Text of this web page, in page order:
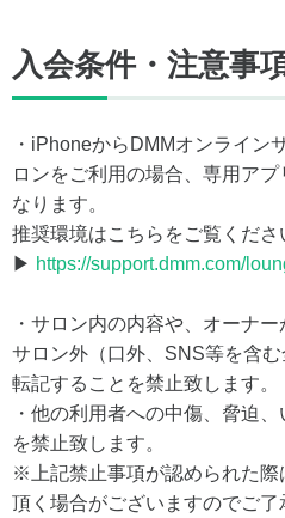
入会条件・注意事
・iPhoneからDMMオンライン
ロンをご利用の場合、専用ア
なります。
推奨環境はこちらをご覧くださ
▶ https://support.dmm.com/
・サロン内の内容や、オーナ
サロン外（口外、SNS等を含
転記することを禁止致します。
・他の利用者への中傷、脅迫
を禁止致します。
※上記禁止事項が認められた際
頂く場合がございますのでご了